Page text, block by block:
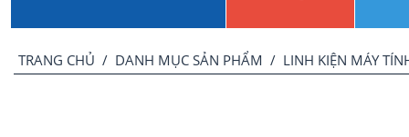
TRANG CHỦ / DANH MỤC SẢN PHẨM / LINH KIỆN MÁY